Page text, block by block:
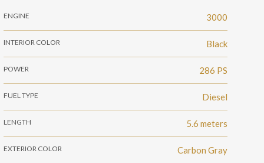
ENGINE 3000
INTERIOR COLOR Black
POWER 286 PS
FUEL TYPE Diesel
LENGTH 5.6 meters
EXTERIOR COLOR Carbon Gray